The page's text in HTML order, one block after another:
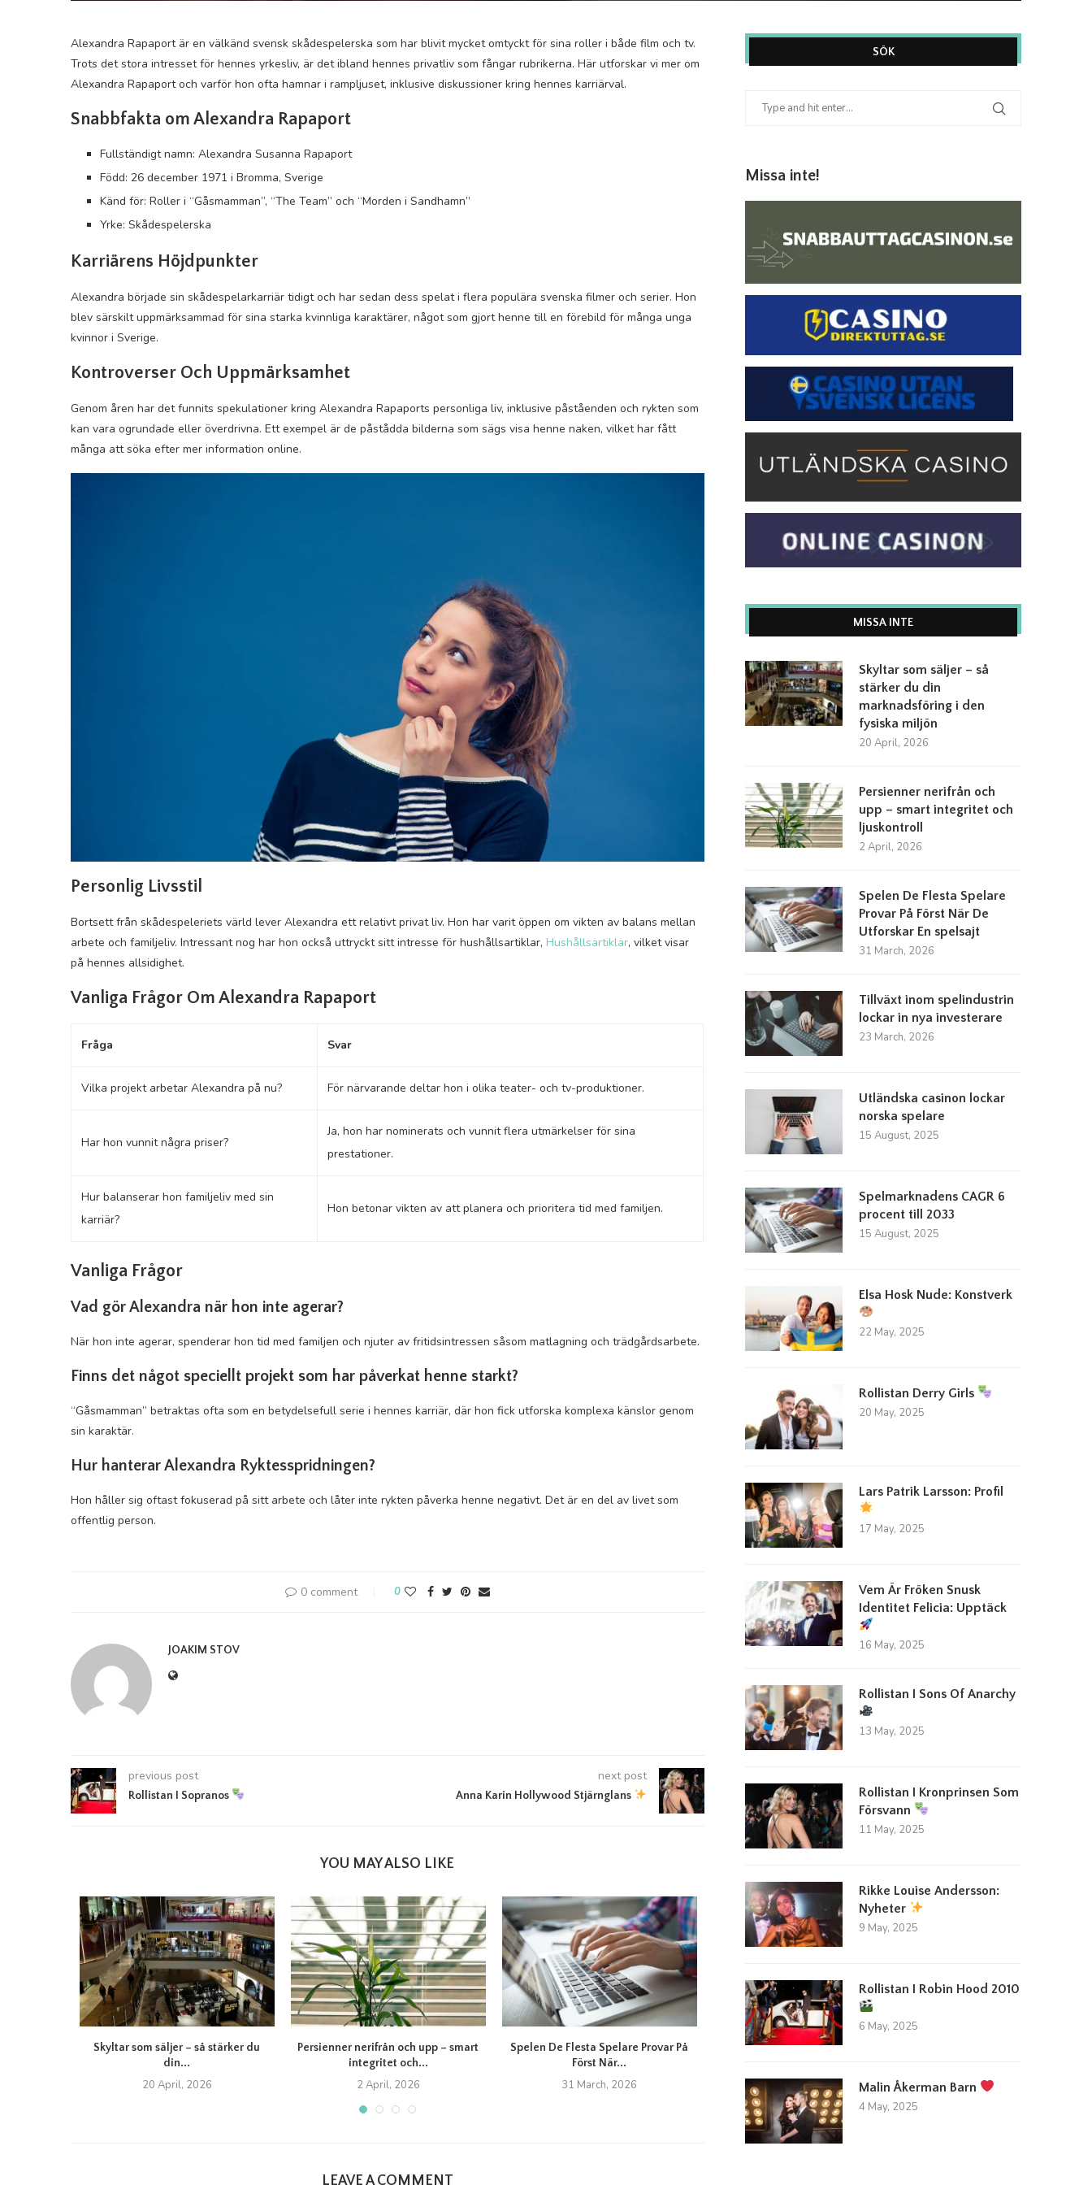
Alexandra Rapaport är en välkänd svensk skådespelerska som har blivit mycket omtyckt för sina roller i både film och tv.
Trots det stora intresset för hennes yrkesliv, är det ibland hennes privatliv som fångar rubrikerna. Här utforskar vi mer om
Alexandra Rapaport och varför hon ofta hamnar i rampljuset, inklusive diskussioner kring hennes karriärval.
Snabbfakta om Alexandra Rapaport
Fullständigt namn: Alexandra Susanna Rapaport
Född: 26 december 1971 i Bromma, Sverige
Känd för: Roller i “Gåsmamman”, “The Team” och “Morden i Sandhamn”
Yrke: Skådespelerska
Karriärens Höjdpunkter
Alexandra började sin skådespelarkarriär tidigt och har sedan dess spelat i flera populära svenska filmer och serier. Hon
blev särskilt uppmärksammad för sina starka kvinnliga karaktärer, något som gjort henne till en förebild för många unga
kvinnor i Sverige.
Kontroverser Och Uppmärksamhet
Genom åren har det funnits spekulationer kring Alexandra Rapaports personliga liv, inklusive påståenden och rykten som
kan vara ogrundade eller överdrivna. Ett exempel är de påstådda bilderna som sägs visa henne naken, vilket har fått
många att söka efter mer information online.
Personlig Livsstil
Bortsett från skådespeleriets värld lever Alexandra ett relativt privat liv. Hon har varit öppen om vikten av balans mellan
arbete och familjeliv. Intressant nog har hon också uttryckt sitt intresse för hushållsartiklar, Hushållsartiklar, vilket visar
på hennes allsidighet.
Vanliga Frågor Om Alexandra Rapaport
Fråga Svar
Vilka projekt arbetar Alexandra på nu? För närvarande deltar hon i olika teater- och tv-produktioner.
Har hon vunnit några priser?
Ja, hon har nominerats och vunnit flera utmärkelser för sina
prestationer.
Hur balanserar hon familjeliv med sin
karriär?
Hon betonar vikten av att planera och prioritera tid med familjen.
Vanliga Frågor
Vad gör Alexandra när hon inte agerar?
När hon inte agerar, spenderar hon tid med familjen och njuter av fritidsintressen såsom matlagning och trädgårdsarbete.
Finns det något speciellt projekt som har påverkat henne starkt?
“Gåsmamman” betraktas ofta som en betydelsefull serie i hennes karriär, där hon fick utforska komplexa känslor genom
sin karaktär.
Hur hanterar Alexandra Ryktesspridningen?
Hon håller sig oftast fokuserad på sitt arbete och låter inte rykten påverka henne negativt. Det är en del av livet som
offentlig person.
0 comment 0
JOAKIM STOV
previous post
Rollistan I Sopranos
next post
Anna Karin Hollywood Stjärnglans
YOU MAY ALSO LIKE
Skyltar som säljer – så stärker du
din...
20 April, 2026
Persienner nerifrån och upp – smart
integritet och...
2 April, 2026
Spelen De Flesta Spelare Provar På
Först När...
31 March, 2026
Tillväxt inom spelindustrin lockar in
23 March, 2026 15 August, 2025
LEAVE A COMMENT
SÖK
Missa inte!
MISSA INTE
Skyltar som säljer – så
stärker du din
marknadsföring i den
fysiska miljön
20 April, 2026
Persienner nerifrån och
upp – smart integritet och
ljuskontroll
2 April, 2026
Spelen De Flesta Spelare
Provar På Först När De
Utforskar En spelsajt
31 March, 2026
Tillväxt inom spelindustrin
lockar in nya investerare
23 March, 2026
Utländska casinon lockar
norska spelare
15 August, 2025
Spelmarknadens CAGR 6
procent till 2033
15 August, 2025
Elsa Hosk Nude: Konstverk
22 May, 2025
Rollistan Derry Girls
20 May, 2025
Lars Patrik Larsson: Profil
17 May, 2025
Vem Är Fröken Snusk
Identitet Felicia: Upptäck
16 May, 2025
Rollistan I Sons Of Anarchy
13 May, 2025
Rollistan I Kronprinsen Som
Försvann
11 May, 2025
Rikke Louise Andersson:
Nyheter
9 May, 2025
Rollistan I Robin Hood 2010
6 May, 2025
Malin Åkerman Barn
4 May, 2025